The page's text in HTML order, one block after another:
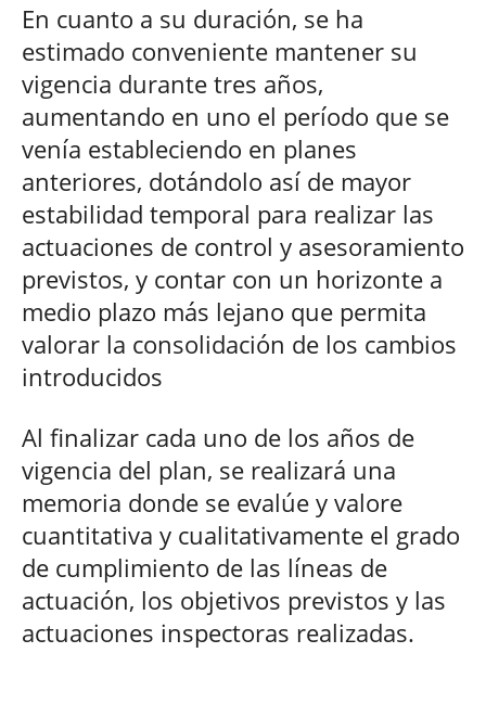
En cuanto a su duración, se ha
estimado conveniente mantener su
vigencia durante tres años,
aumentando en uno el período que se
venía estableciendo en planes
anteriores, dotándolo así de mayor
estabilidad temporal para realizar las
actuaciones de control y asesoramiento
previstos, y contar con un horizonte a
medio plazo más lejano que permita
valorar la consolidación de los cambios
introducidos
Al finalizar cada uno de los años de
vigencia del plan, se realizará una
memoria donde se evalúe y valore
cuantitativa y cualitativamente el grado
de cumplimiento de las líneas de
actuación, los objetivos previstos y las
actuaciones inspectoras realizadas.